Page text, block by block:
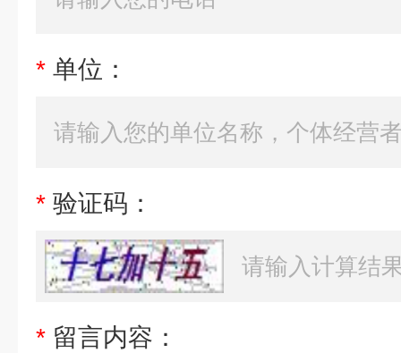
* 单位：
* 验证码：
* 留言内容：